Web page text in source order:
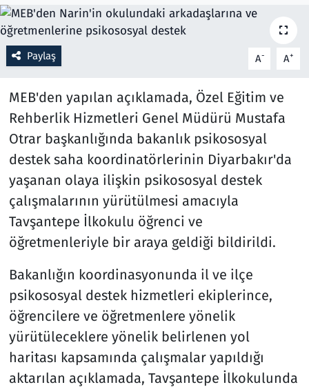
Paylaş A- A+
MEB'den yapılan açıklamada, Özel Eğitim ve
Rehberlik Hizmetleri Genel Müdürü Mustafa
Otrar başkanlığında bakanlık psikososyal
destek saha koordinatörlerinin Diyarbakır'da
yaşanan olaya ilişkin psikososyal destek
çalışmalarının yürütülmesi amacıyla
Tavşantepe İlkokulu öğrenci ve
öğretmenleriyle bir araya geldiği bildirildi.
Bakanlığın koordinasyonunda il ve ilçe
psikososyal destek hizmetleri ekiplerince,
öğrencilere ve öğretmenlere yönelik
yürütüleceklere yönelik belirlenen yol
haritası kapsamında çalışmalar yapıldığı
aktarılan açıklamada, Tavşantepe İlkokulunda
Ramazan
Resmi İlanlar
Rüya Tabirleri
Sağlık
Savunma Sanayi
Seçim 2023
Spor
Teknoloji ve Bilim
Televizyon